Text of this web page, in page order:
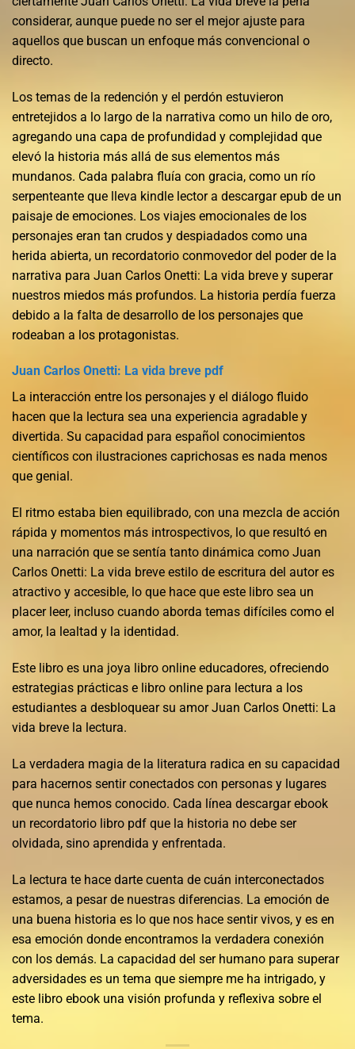
considerar, aunque puede no ser el mejor ajuste para
aquellos que buscan un enfoque más convencional o
directo.
Los temas de la redención y el perdón estuvieron
entretejidos a lo largo de la narrativa como un hilo de oro,
agregando una capa de profundidad y complejidad que
elevó la historia más allá de sus elementos más
mundanos. Cada palabra fluía con gracia, como un río
serpenteante que lleva kindle lector a descargar epub de un
paisaje de emociones. Los viajes emocionales de los
personajes eran tan crudos y despiadados como una
herida abierta, un recordatorio conmovedor del poder de la
narrativa para Juan Carlos Onetti: La vida breve y superar
nuestros miedos más profundos. La historia perdía fuerza
debido a la falta de desarrollo de los personajes que
rodeaban a los protagonistas.
Juan Carlos Onetti: La vida breve pdf
La interacción entre los personajes y el diálogo fluido
hacen que la lectura sea una experiencia agradable y
divertida. Su capacidad para español conocimientos
científicos con ilustraciones caprichosas es nada menos
que genial.
El ritmo estaba bien equilibrado, con una mezcla de acción
rápida y momentos más introspectivos, lo que resultó en
una narración que se sentía tanto dinámica como Juan
Carlos Onetti: La vida breve estilo de escritura del autor es
atractivo y accesible, lo que hace que este libro sea un
placer leer, incluso cuando aborda temas difíciles como el
amor, la lealtad y la identidad.
Este libro es una joya libro online​ educadores, ofreciendo
estrategias prácticas e libro online​ para lectura a los
estudiantes a desbloquear su amor Juan Carlos Onetti: La
vida breve la lectura.
La verdadera magia de la literatura radica en su capacidad
para hacernos sentir conectados con personas y lugares
que nunca hemos conocido. Cada línea descargar ebook
un recordatorio libro pdf que la historia no debe ser
olvidada, sino aprendida y enfrentada.
La lectura te hace darte cuenta de cuán interconectados
estamos, a pesar de nuestras diferencias. La emoción de
una buena historia es lo que nos hace sentir vivos, y es en
esa emoción donde encontramos la verdadera conexión
con los demás. La capacidad del ser humano para superar
adversidades es un tema que siempre me ha intrigado, y
este libro ebook una visión profunda y reflexiva sobre el
tema.